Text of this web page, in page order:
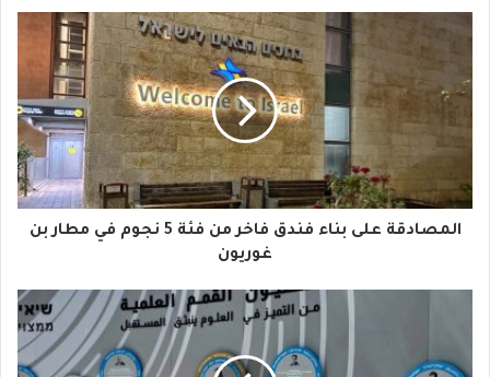
د
ا
إ
ك
المصادقة على بناء فندق فاخر من فئة 5 نجوم في مطار بن
غوريون